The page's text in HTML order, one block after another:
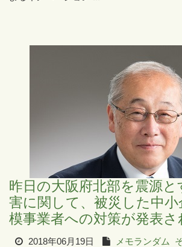
昨日の大阪府北部を震源と
害に関して、被災した中小
模事業者への対策が発表
2018年06月19日 メモランダム